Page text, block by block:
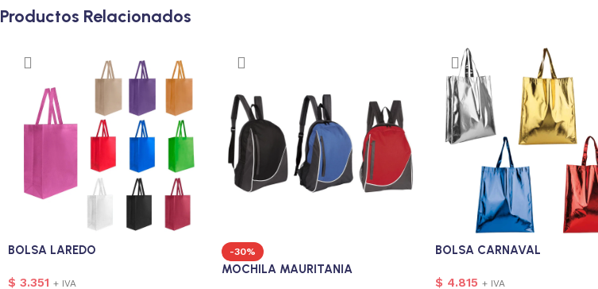
Productos Relacionados
BOLSA LAREDO
$ 3.351 + IVA
-30%
MOCHILA MAURITANIA
BOLSA CARNAVAL
$ 4.815 + IVA